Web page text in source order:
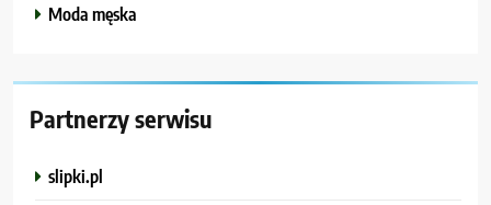
Moda męska
Partnerzy serwisu
slipki.pl